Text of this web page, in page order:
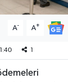
A- A+
1